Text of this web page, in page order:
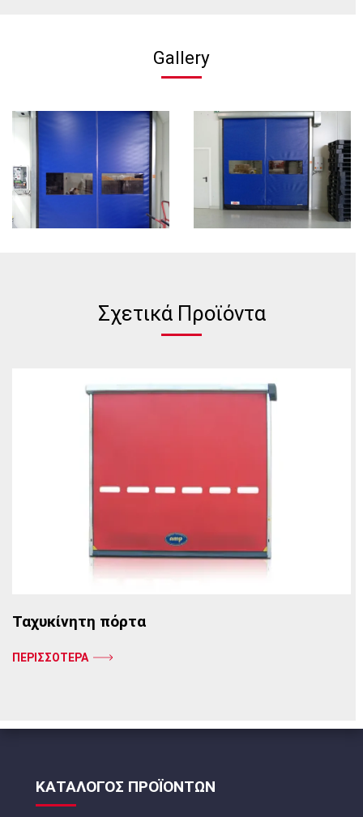
Gallery
Σχετικά Προϊόντα
Ταχυκίνητη πόρτα
ΠΕΡΙΣΣΟΤΕΡΑ
ΚΑΤΑΛΟΓΟΣ ΠΡΟΪΟΝΤΩΝ